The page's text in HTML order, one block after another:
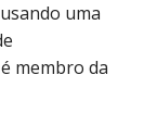
uma
membro da